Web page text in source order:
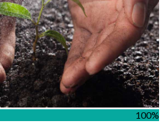
100%